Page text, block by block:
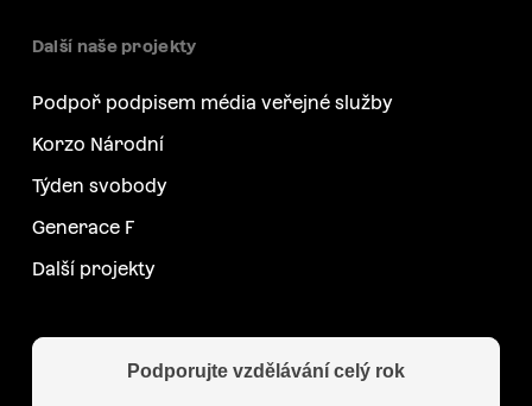
Další naše projekty
Podpoř podpisem média veřejné služby
Korzo Národní
Týden svobody
Generace F
Další projekty